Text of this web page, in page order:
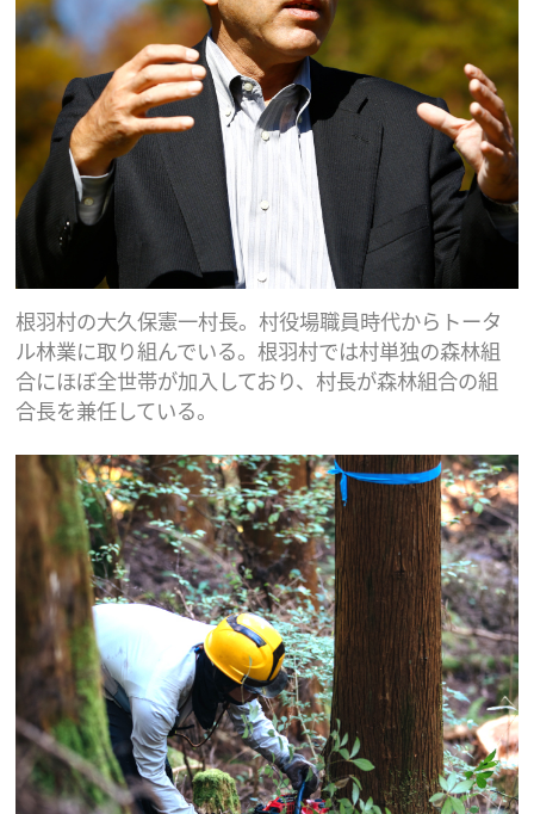
根羽村の大久保憲一村長。村役場職員時代からトータ
ル林業に取り組んでいる。根羽村では村単独の森林組
合にほぼ全世帯が加入しており、村長が森林組合の組
合長を兼任している。